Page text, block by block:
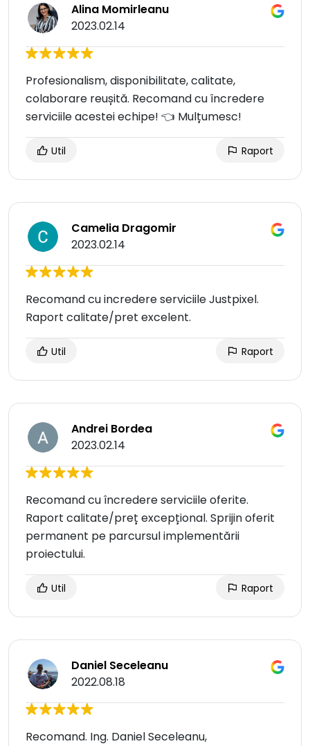
Alina Momirleanu
2023.02.14
Profesionalism, disponibilitate, calitate,
colaborare reușită. Recomand cu încredere
serviciile acestei echipe! 👈 Mulțumesc!
Util Raport
Camelia Dragomir
2023.02.14
Recomand cu incredere serviciile Justpixel.
Raport calitate/pret excelent.
Util Raport
Andrei Bordea
2023.02.14
Recomand cu încredere serviciile oferite.
Raport calitate/preț excepțional. Sprijin oferit
permanent pe parcursul implementării
proiectului.
Util Raport
Daniel Seceleanu
2022.08.18
Recomand. Ing. Daniel Seceleanu,